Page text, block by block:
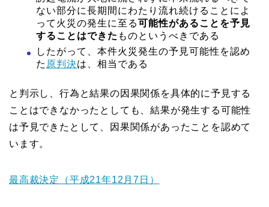
ない部分に長期間にわたり流れ続けることによ
って火災の発生に至る可能性があることを予見
することはできた ものというべきである
したがって、本件火災発生の予見可能性を認め
た 原判決は、相当である
と判示し、行為と結果の因果関係を具体的に予見する
ことはできなかったとしても、結果が発生する可能性
は予見できたとして、因果関係があったことを認めて
います。
最高裁決定（平成21年12月7日）